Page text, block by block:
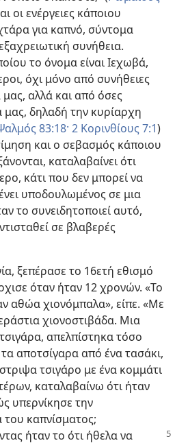
οι ενέργειες κάποιου
για καπνό, σύντομα
συνήθεια.
το όνομα είναι Ιεχωβά,
όχι μόνο από συνήθειες
αλλά και από όσες
μας, δηλαδή την κυρίαρχη
83:18· 2 Κορινθίους 7:1)
και ο σεβασμός κάποιου
καταλαβαίνει ότι
κάτι που δεν μπορεί να
υποδουλωμένος σε μια
το συνειδητοποιεί αυτό,
σε βλαβερές
ξεπέρασε το 16ετή εθισμό
όταν ήταν 12 χρονών. «Το
αθώα χιονόμπαλα», είπε. «Με
χιονοστιβάδα. Μια
απελπίστηκα τόσο
αποτσίγαρα από ένα τασάκι,
τσιγάρο με ένα κομμάτι
καταλαβαίνω ότι ήταν
υπερνίκησε την
του καπνίσματος;
ήταν το ότι ήθελα να